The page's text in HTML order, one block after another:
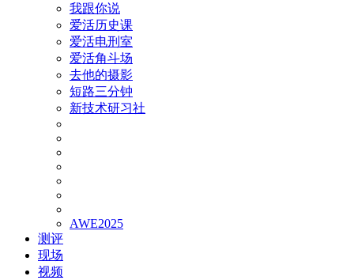
我跟你说
爱活历史课
爱活电刑室
爱活角斗场
去他的摄影
短路三分钟
新技术研习社
AWE2025
测评
现场
视频